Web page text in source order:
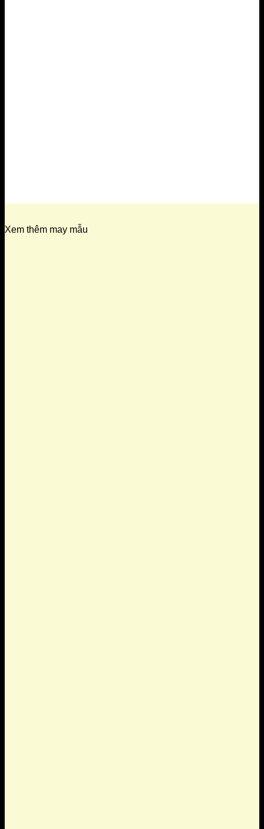
Xem thêm may mẫu